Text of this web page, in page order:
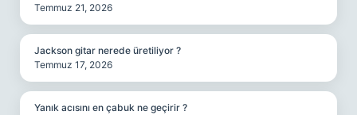
Temmuz 21, 2026
Jackson gitar nerede üretiliyor ?
Temmuz 17, 2026
Yanık acısını en çabuk ne geçirir ?